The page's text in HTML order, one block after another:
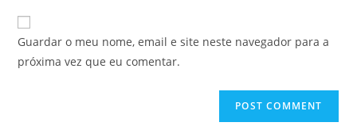
Guardar o meu nome, email e site neste navegador para a
próxima vez que eu comentar.